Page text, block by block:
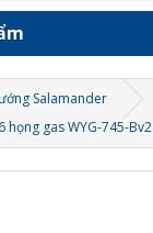
Salamander
họng gas WYG-745-Bv2